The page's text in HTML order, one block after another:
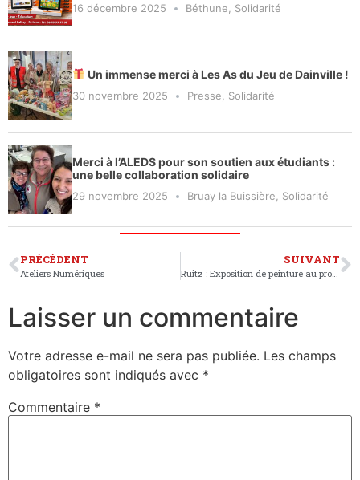
16 décembre 2025 Béthune Solidarité
Un immense merci à Les As du Jeu de Dainville !
30 novembre 2025 Presse Solidarité
Merci à l’ALEDS pour son soutien aux étudiants :
une belle collaboration solidaire
29 novembre 2025 Bruay la Buissière Solidarité
PRÉCÉDENT
Ateliers Numériques
SUIVANT
Ruitz : Exposition de peinture au profit de l’Ukraine
Laisser un commentaire
Votre adresse e-mail ne sera pas publiée. Les champs
obligatoires sont indiqués avec *
Commentaire *